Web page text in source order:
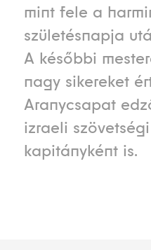
mint fele a
születésnapja
A későbbi
nagy sikereket
Aranycsapat
izraeli szövetségi
kapitányként is.